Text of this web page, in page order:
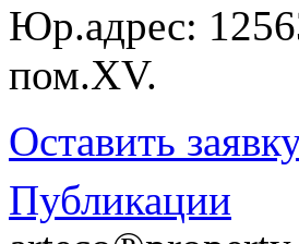
Юр.адрес:
пом.XV.
Оставить
Публикации